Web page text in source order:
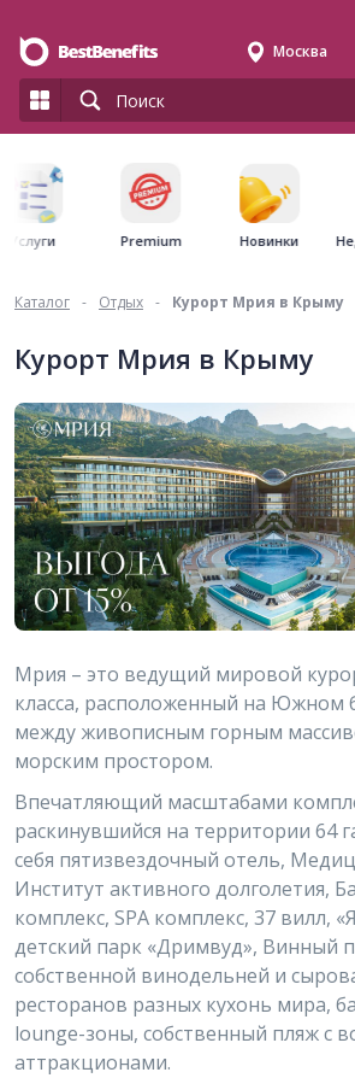
Москва
Услуги Premium Новинки
Каталог - Отдых - Курорт Мрия в Крыму
Курорт Мрия в Крыму
Мрия – это ведущий мировой
класса, расположенный на Южном
между живописным горным
морским простором.
Впечатляющий масштабами
раскинувшийся на территории 64
себя пятизвездочный отель,
Институт активного долголетия,
комплекс, SPA комплекс, 37 вилл,
детский парк «Дримвуд», Винный
собственной винодельней и
ресторанов разных кухонь мира,
lounge-зоны, собственный пляж с
аттракционами.